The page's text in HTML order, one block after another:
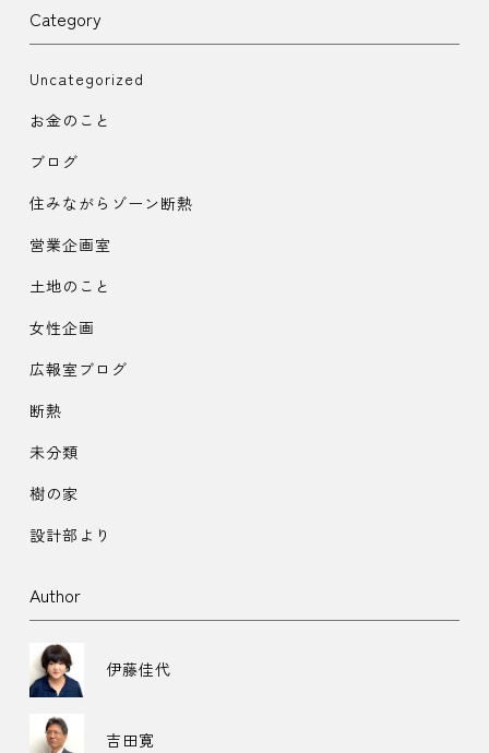
Category
Uncategorized
お金のこと
ブログ
住みながらゾーン断熱
営業企画室
土地のこと
女性企画
広報室ブログ
断熱
未分類
樹の家
設計部より
Author
伊藤佳代
吉田寛